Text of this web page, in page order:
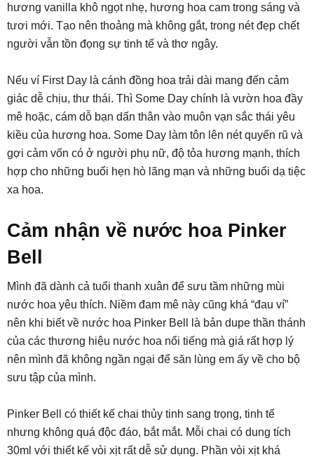
hương vanilla khô ngọt nhẹ, hương hoa cam trong sáng và
tươi mới. Tạo nên thoảng mà không gắt, trong nét đẹp chết
người vẫn tồn đọng sự tinh tế và thơ ngây.
Nếu ví First Day là cánh đồng hoa trải dài mang đến cảm
giác dễ chịu, thư thái. Thì Some Day chính là vườn hoa đầy
mê hoặc, cám dỗ bạn dấn thân vào muôn vạn sắc thái yêu
kiều của hương hoa. Some Day làm tôn lên nét quyến rũ và
gợi cảm vốn có ở người phụ nữ, độ tỏa hương mạnh, thích
hợp cho những buổi hẹn hò lãng mạn và những buổi dạ tiệc
xa hoa.
Cảm nhận về nước hoa Pinker
Bell
Mình đã dành cả tuổi thanh xuân để sưu tầm những mùi
nước hoa yêu thích. Niềm đam mê này cũng khá “đau ví”
nên khi biết về nước hoa Pinker Bell là bản dupe thần thánh
của các thương hiệu nước hoa nổi tiếng mà giá rất hợp lý
nên mình đã không ngần ngại để săn lùng em ấy về cho bộ
sưu tập của mình.
Pinker Bell có thiết kế chai thủy tinh sang trọng, tinh tế
nhưng không quá độc đáo, bắt mắt. Mỗi chai có dung tích
30ml với thiết kế vòi xịt rất dễ sử dụng. Phần vòi xịt khá